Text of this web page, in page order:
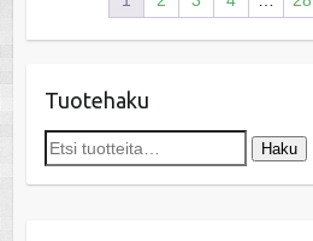
Tuotehaku
Etsi: Haku